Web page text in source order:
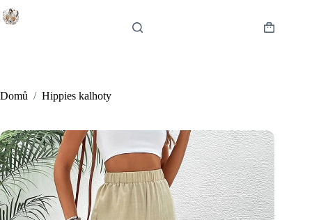
to
Shopping
Domů / Hippies kalhoty